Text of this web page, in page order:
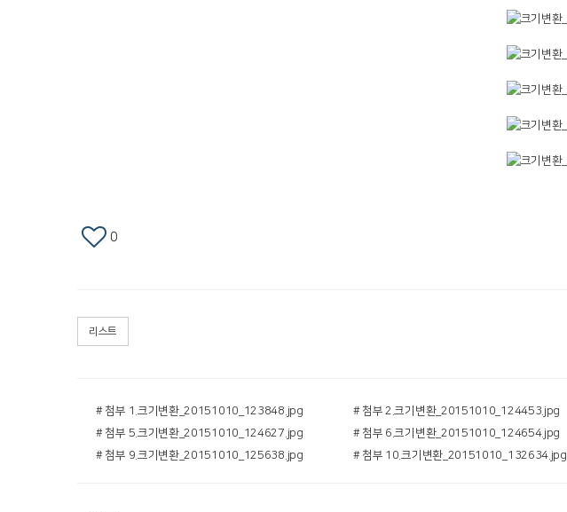
0
리스트
# 첨부 1.크기변환_20151010_123848.jpg # 첨부 2.크기변환_20151010_124453.jpg
# 첨부 5.크기변환_20151010_124627.jpg
# 첨부 6.크기변환_20151010_124654.jpg
# 첨부 9.크기변환_20151010_125638.jpg
# 첨부 10.크기변환_20151010_132634.jpg